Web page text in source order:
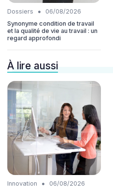
Dossiers •
06/08/2026
Synonyme condition de travail
et la qualité de vie au travail : un
regard approfondi
À lire aussi
Innovation •
06/08/2026